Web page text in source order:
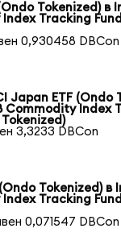
Tokenized) в
Tracking
0,930458 DBCon
Japan ETF (Ondo
Commodity Index
3,3233 DBCon
Tokenized) в
Tracking
0,071547 DBCon